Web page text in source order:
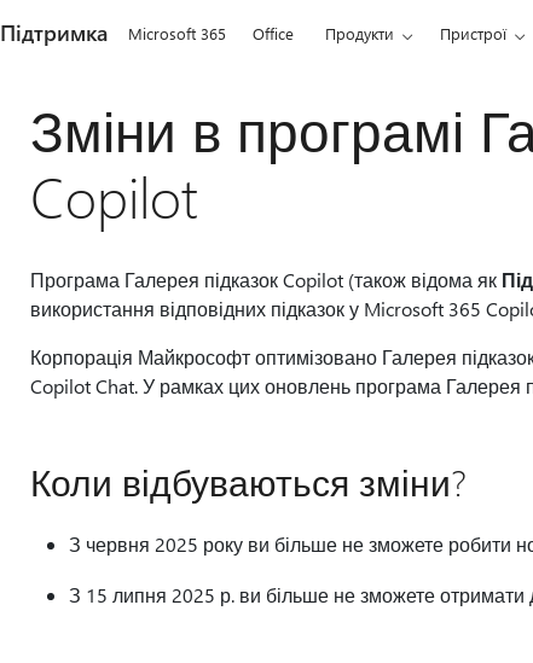
Підтримка Microsoft 365 Office Продукти Пристрої
Зміни в програмі
Copilot
Програма Галерея підказок Copilot (також відома як
використання відповідних підказок у Microsoft 365
Корпорація Майкрософт оптимізовано Галерея
Copilot Chat. У рамках цих оновлень програма Галерея
Коли відбуваються зміни?
З червня 2025 року ви більше не зможете робити
З 15 липня 2025 р. ви більше не зможете отримати